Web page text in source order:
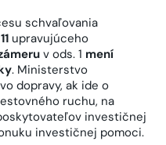
schvaľovania
upravujúceho
v ods. 1 mení
. Ministerstvo
dopravy, ak ide o
ruchu, na
investičnej
investičnej pomoci.